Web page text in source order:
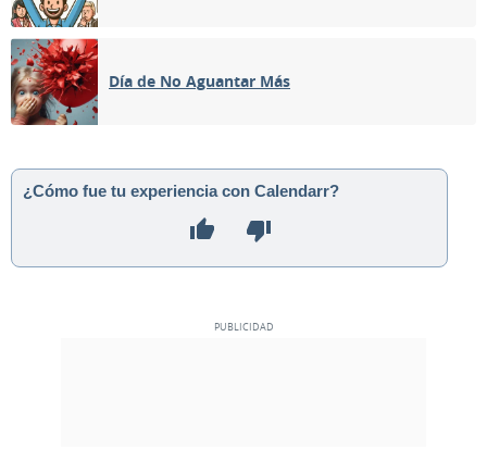
Día de No Aguantar Más
¿Cómo fue tu experiencia con Calendarr?